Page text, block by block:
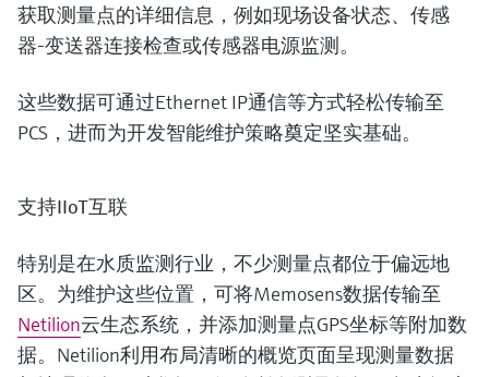
获取测量点的详细信息，例如现场设备状态、传感
器-变送器连接检查或传感器电源监测。
这些数据可通过Ethernet IP通信等方式轻松传输至
PCS，进而为开发智能维护策略奠定坚实基础。
支持IIoT互联
特别是在水质监测行业，不少测量点都位于偏远地
区。为维护这些位置，可将Memosens数据传输至
Netilion云生态系统，并添加测量点GPS坐标等附加数
据。Netilion利用布局清晰的概览页面呈现测量数据